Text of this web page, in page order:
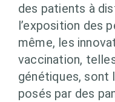
des patients à
l’exposition des
même, les
vaccination,
génétiques,
posés par des